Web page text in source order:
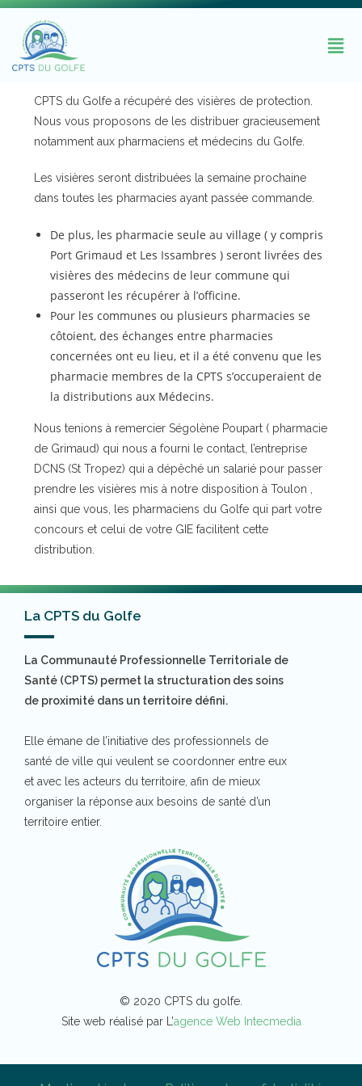
CPTS du Golfe a récupéré des visières de protection.
Nous vous proposons de les distribuer gracieusement
notamment aux pharmaciens et médecins du Golfe.
Les visières seront distribuées la semaine prochaine
dans toutes les pharmacies ayant passée commande.
De plus, les pharmacie seule au village ( y compris
Port Grimaud et Les Issambres ) seront livrées des
visières des médecins de leur commune qui
passeront les récupérer à l’officine.
Pour les communes ou plusieurs pharmacies se
côtoient, des échanges entre pharmacies
concernées ont eu lieu, et il a été convenu que les
pharmacie membres de la CPTS s’occuperaient de
la distributions aux Médecins.
Nous tenions à remercier Ségolène Poupart ( pharmacie
de Grimaud) qui nous a fourni le contact, l’entreprise
DCNS (St Tropez) qui a dépêché un salarié pour passer
prendre les visières mis à notre disposition à Toulon ,
ainsi que vous, les pharmaciens du Golfe qui part votre
concours et celui de votre GIE facilitent cette
distribution.
La CPTS du Golfe
La Communauté Professionnelle Territoriale de
Santé (CPTS) permet la structuration des soins
de proximité dans un territoire défini.
Elle émane de l’initiative des professionnels de
santé de ville qui veulent se coordonner entre eux
et avec les acteurs du territoire, afin de mieux
organiser la réponse aux besoins de santé d’un
territoire entier.
© 2020 CPTS du golfe.
Site web réalisé par L’agence Web Intecmedia